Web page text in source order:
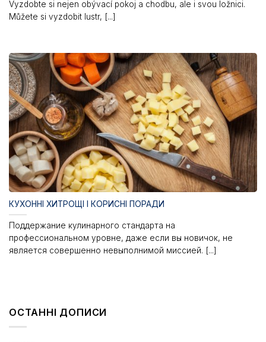
Vyzdobte si nejen obývací pokoj a chodbu, ale i svou ložnici.
Můžete si vyzdobit lustr, [...]
КУХОННІ ХИТРОЩІ І КОРИСНІ ПОРАДИ
Поддержание кулинарного стандарта на
профессиональном уровне, даже если вы новичок, не
является совершенно невыполнимой миссией. [...]
ОСТАННІ ДОПИСИ